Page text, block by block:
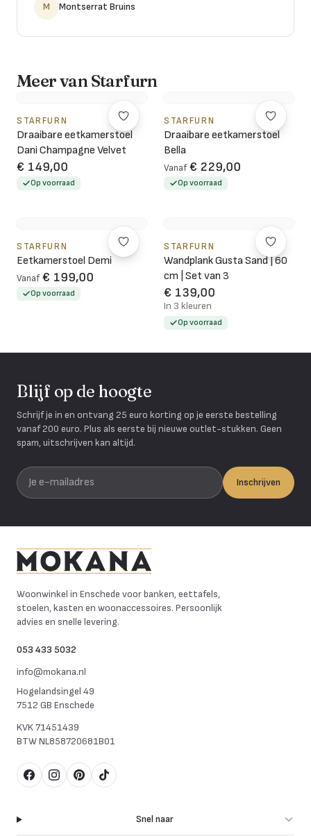
M Montserrat Bruins
Meer van Starfurn
STARFURN
Draaibare eetkamerstoel
Dani Champagne Velvet
€ 149,00
Op voorraad
STARFURN
Draaibare eetkamerstoel
Bella
Vanaf € 229,00
Op voorraad
STARFURN
Eetkamerstoel Demi
Vanaf € 199,00
Op voorraad
STARFURN
Wandplank Gusta Sand | 60
cm | Set van 3
€ 139,00
In 3 kleuren
Op voorraad
Blijf op de hoogte
Schrijf je in en ontvang 25 euro korting op je eerste bestelling
vanaf 200 euro. Plus als eerste bij nieuwe outlet-stukken. Geen
spam, uitschrijven kan altijd.
Je e-mailadres
Inschrijven
Woonwinkel in Enschede voor banken, eettafels,
stoelen, kasten en woonaccessoires. Persoonlijk
advies en snelle levering.
053 433 5032
info@mokana.nl
Hogelandsingel 49
7512 GB Enschede
KVK71451439
BTWNL858720681B01
FacebookInstagram
Pinterest
TikTok
Snel naar